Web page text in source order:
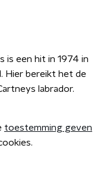
is een hit in 1974 in
Hier bereikt het de
labrador.
toestemming geven